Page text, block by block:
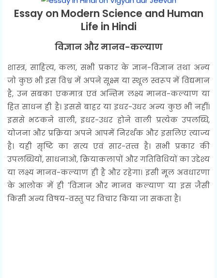
Essay on Modern Science and Human
Life in Hindi
विज्ञान और मानव-कल्याण
शास्त्र, साहित्य, कला, सभी प्रकार के ज्ञान-विज्ञान तथा अन्य
जो कुछ भी इस विश्व में अपने सूक्ष्म या स्थूल स्वरूप में विद्यमान
है, उन सबका एकमात्र एवं अन्तिम लक्ष्य मानव-कल्याण या
हित साधन ही है। इससे बाहर या इधर-उधर अन्य कुछ भी नहीं।
इससे भटकने वाली, इधर-उधर होने वाली प्रत्येक उपलब्धि,
योजना और प्रक्रिया अपने आपमें निरर्थक और इसलिए त्याज्य
है। यही सृष्टि का सत्य एवं सार-तत्त्व है। सभी प्रकार की
उपलब्धियों, साधनाओं, क्रियाकलापों और गतिविधियों का उद्देश्य
या लक्ष्य मानव-कल्याण ही है और रहेगा। इसी मूल अवधारणा
के आलोक में ही 'विज्ञान और मानव कल्याण' या इस जैसी
किसी अन्य विषय-वस्तु पर विचार किया जा सकता है।